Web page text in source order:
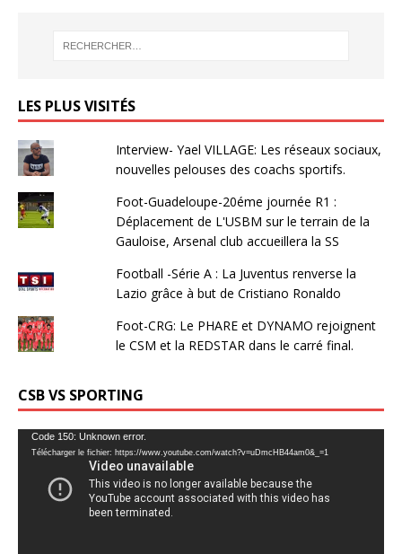
LES PLUS VISITÉS
Interview- Yael VILLAGE: Les réseaux sociaux,
nouvelles pelouses des coachs sportifs.
Foot-Guadeloupe-20éme journée R1 :
Déplacement de L'USBM sur le terrain de la
Gauloise, Arsenal club accueillera la SS
Football -Série A : La Juventus renverse la
Lazio grâce à but de Cristiano Ronaldo
Foot-CRG: Le PHARE et DYNAMO rejoignent
le CSM et la REDSTAR dans le carré final.
CSB VS SPORTING
Lecteur
vidéo
Code 150: Unknown error.
Télécharger le fichier: https://www.youtube.com/watch?v=uDmcHB44am0&_=1